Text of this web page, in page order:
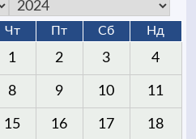
Чт Пт Сб Нд
1 2 3 4
8 9 10 11
15 16 17 18